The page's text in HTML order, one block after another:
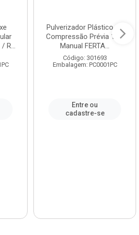
R...
Pulverizador Plástico de
Compressão Prévia 1,5L
Manual FERTA...
Código: 301693
Embalagem: PC0001PC
Entre ou
cadastre-se